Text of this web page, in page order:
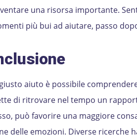
una risorsa importante.
più bui ad aiutare, passo
aiuto è possibile
di ritrovare nel tempo un
può favorire una maggiore
delle emozioni. Diverse ricerche